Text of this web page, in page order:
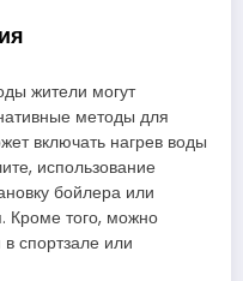
жители могут
методы для
включать нагрев воды
использование
бойлера или
Кроме того, можно
спортзале или